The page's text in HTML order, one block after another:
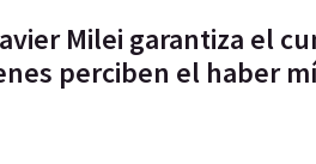
Milei garantiza el
perciben el haber